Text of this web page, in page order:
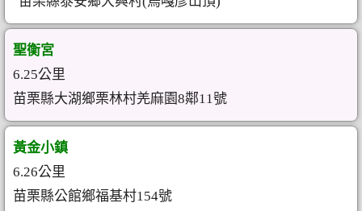
聖衡宮
6.25公里
苗栗縣大湖鄉栗林村羌麻園8鄰11號
黃金小鎮
6.26公里
苗栗縣公館鄉福基村154號